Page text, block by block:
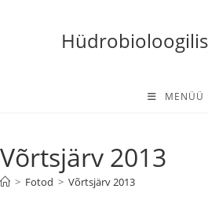
MENÜÜ
Võrtsjärv 2013
> Fotod > Võrtsjärv 2013